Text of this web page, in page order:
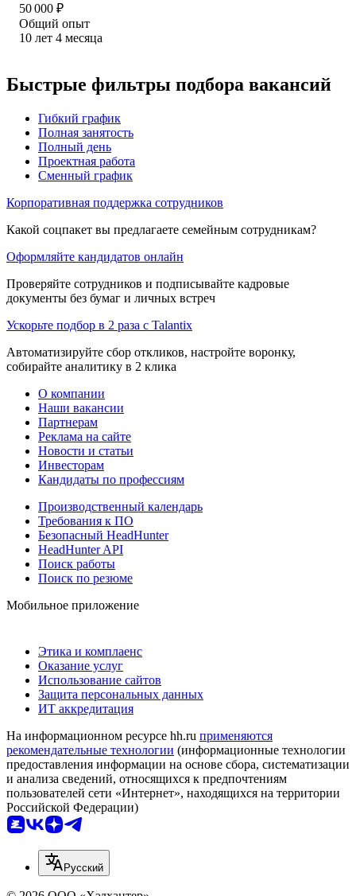
50 000 ₽
Общий опыт
10 лет 4 месяца
Быстрые фильтры подбора вакансий
Гибкий график
Полная занятость
Полный день
Проектная работа
Сменный график
Корпоративная поддержка сотрудников
Какой соцпакет вы предлагаете семейным сотрудникам?
Оформляйте кандидатов онлайн
Проверяйте сотрудников и подписывайте кадровые
документы без бумаг и личных встреч
Ускорьте подбор в 2 раза с Talantix
Автоматизируйте сбор откликов, настройте воронку,
собирайте аналитику в 2 клика
О компании
Наши вакансии
Партнерам
Реклама на сайте
Новости и статьи
Инвесторам
Кандидаты по профессиям
Производственный календарь
Требования к ПО
Безопасный HeadHunter
HeadHunter API
Поиск работы
Поиск по резюме
Мобильное приложение
Этика и комплаенс
Оказание услуг
Использование сайтов
Защита персональных данных
ИТ аккредитация
На информационном ресурсе hh.ru применяются
рекомендательные технологии (информационные технологии
предоставления информации на основе сбора, систематизации
и анализа сведений, относящихся к предпочтениям
пользователей сети «Интернет», находящихся на территории
Российской Федерации)
Русский